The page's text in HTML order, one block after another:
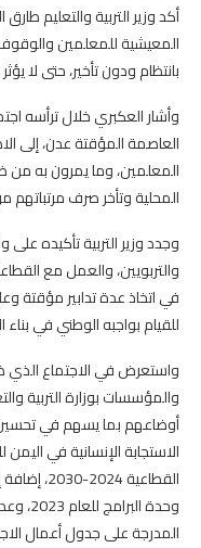
أكد وزير التربية والتعليم
المعيشية للمعلمين
بانتظام ودون تأخير، حتى لا
وأشار العكبري خلال ترأسه
العاصمة المؤقتة عدن، إلى
المعلمين، وما يمرون به من
المحلية وتأخر صرف مرتباتهم
وجدد وزير التربية تأكيده
والتربويين، والعمل مع
في اتخاذ عدة تدابير مؤقتة
للقيام بواجبه الوطني في بناء
واستعرض في الاجتماع الذي
والمؤسسات بوزارة التربية
أوضاعهم بما يسهم في تحسين
القطاعية
وحدة
المدرجة على جدول أعمال